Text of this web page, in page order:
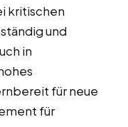
kritischen
und
in
für neue
für